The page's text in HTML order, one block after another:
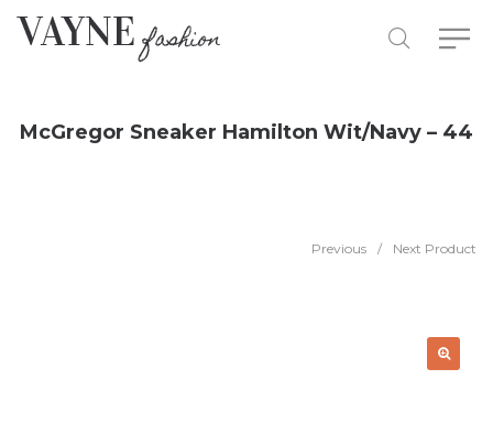
McGregor Sneaker Hamilton Wit/Navy – 44
Previous / Next Product